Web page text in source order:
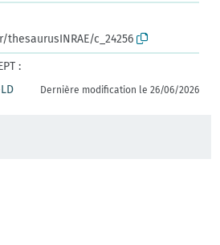
c_24256
:
Dernière modification le 26/06/2026